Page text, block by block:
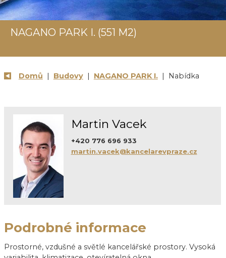
NAGANO PARK I. (551 M2)
Domů | Budovy| NAGANO PARK I.| Nabídka
Martin Vacek
+420 776 696 933
martin.vacek@kancelarevpraze.cz
Podrobné informace
Prostorné, vzdušné a světlé kancelářské prostory. Vysoká